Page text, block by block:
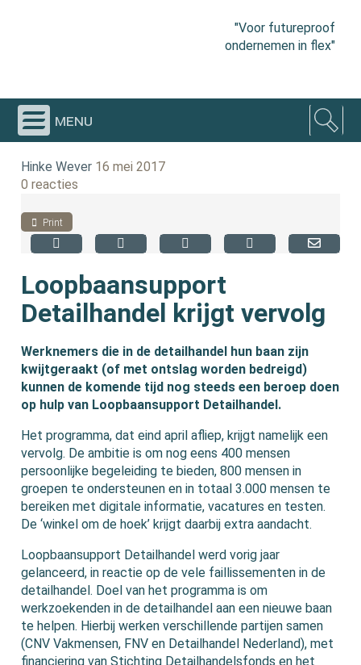
"Voor futureproof
ondernemen in flex"
menu
Hinke Wever 16 mei 2017
0 reacties
Print
Loopbaansupport
Detailhandel krijgt vervolg
Werknemers die in de detailhandel hun baan zijn
kwijtgeraakt (of met ontslag worden bedreigd)
kunnen de komende tijd nog steeds een beroep doen
op hulp van Loopbaansupport Detailhandel.
Het programma, dat eind april afliep, krijgt namelijk een
vervolg. De ambitie is om nog eens 400 mensen
persoonlijke begeleiding te bieden, 800 mensen in
groepen te ondersteunen en in totaal 3.000 mensen te
bereiken met digitale informatie, vacatures en testen.
De ‘winkel om de hoek’ krijgt daarbij extra aandacht.
Loopbaansupport Detailhandel werd vorig jaar
gelanceerd, in reactie op de vele faillissementen in de
detailhandel. Doel van het programma is om
werkzoekenden in de detailhandel aan een nieuwe baan
te helpen. Hierbij werken verschillende partijen samen
(CNV Vakmensen, FNV en Detailhandel Nederland), met
financiering van Stichting Detailhandelsfonds en het